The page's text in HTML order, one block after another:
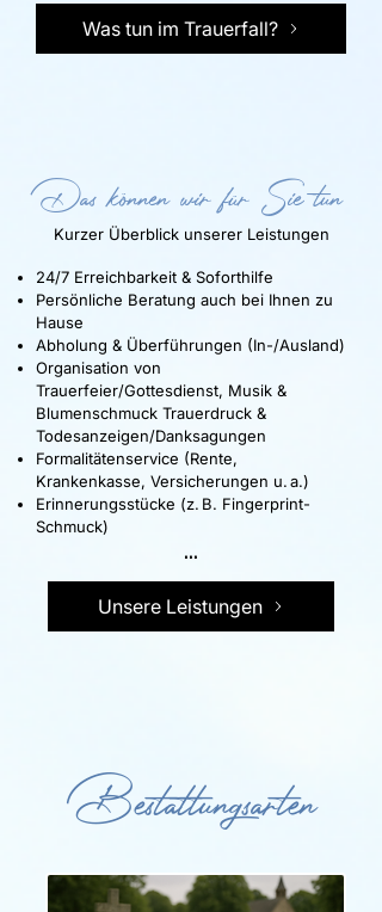
Was tun im Trauerfall?
Das können wir für Sie tun
Kurzer Überblick unserer Leistungen
24/7 Erreichbarkeit & Soforthilfe
Persönliche Beratung auch bei Ihnen zu
Hause
Abholung & Überführungen (In-/Ausland)
Organisation von
Trauerfeier/Gottesdienst, Musik &
Blumenschmuck Trauerdruck &
Todesanzeigen/Danksagungen
Formalitätenservice (Rente,
Krankenkasse, Versicherungen u. a.)
Erinnerungsstücke (z. B. Fingerprint-
Schmuck)
...
Unsere Leistungen
Bestattungsarten